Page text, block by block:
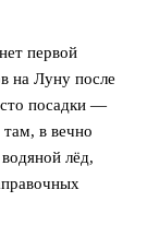
первой
на Луну после
посадки —
в вечно
лёд,